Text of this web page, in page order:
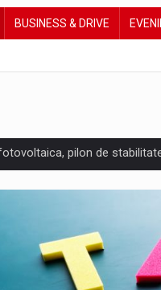
BUSINESS & DRIVE
pilon de
sa spunem nu intr-o
Spotlight: What SKU Level
si comerciantii care nu